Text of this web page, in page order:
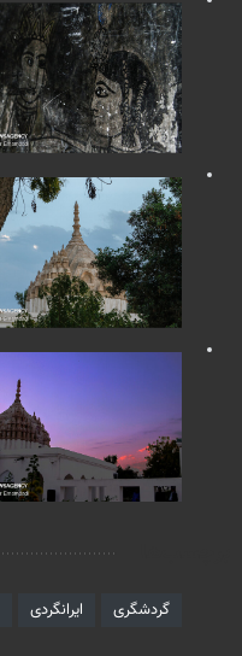
گردشگری ایرانگردی